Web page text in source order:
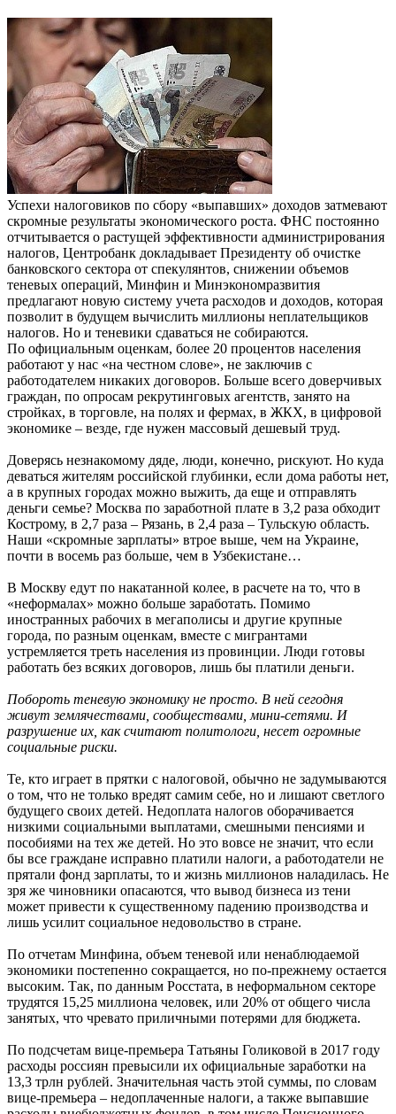
Успехи налоговиков по сбору «выпавших» доходов затмевают
скромные результаты экономического роста. ФНС постоянно
отчитывается о растущей эффективности администрирования
налогов, Центробанк докладывает Президенту об очистке
банковского сектора от спекулянтов, снижении объемов
теневых операций, Минфин и Минэкономразвития
предлагают новую систему учета расходов и доходов, которая
позволит в будущем вычислить миллионы неплательщиков
налогов. Но и теневики сдаваться не собираются.
По официальным оценкам, более 20 процентов населения
работают у нас «на честном слове», не заключив с
работодателем никаких договоров. Больше всего доверчивых
граждан, по опросам рекрутинговых агентств, занято на
стройках, в торговле, на полях и фермах, в ЖКХ, в цифровой
экономике – везде, где нужен массовый дешевый труд.
Доверясь незнакомому дяде, люди, конечно, рискуют. Но куда
деваться жителям российской глубинки, если дома работы нет,
а в крупных городах можно выжить, да еще и отправлять
деньги семье? Москва по заработной плате в 3,2 раза обходит
Кострому, в 2,7 раза – Рязань, в 2,4 раза – Тульскую область.
Наши «скромные зарплаты» втрое выше, чем на Украине,
почти в восемь раз больше, чем в Узбекистане…
В Москву едут по накатанной колее, в расчете на то, что в
«неформалах» можно больше заработать. Помимо
иностранных рабочих в мегаполисы и другие крупные
города, по разным оценкам, вместе с мигрантами
устремляется треть населения из провинции. Люди готовы
работать без всяких договоров, лишь бы платили деньги.
Побороть теневую экономику не просто. В ней сегодня
живут землячествами, сообществами, мини-сетями. И
разрушение их, как считают политологи, несет огромные
социальные риски.
Те, кто играет в прятки с налоговой, обычно не задумываются
о том, что не только вредят самим себе, но и лишают светлого
будущего своих детей. Недоплата налогов оборачивается
низкими социальными выплатами, смешными пенсиями и
пособиями на тех же детей. Но это вовсе не значит, что если
бы все граждане исправно платили налоги, а работодатели не
прятали фонд зарплаты, то и жизнь миллионов наладилась. Не
зря же чиновники опасаются, что вывод бизнеса из тени
может привести к существенному падению производства и
лишь усилит социальное недовольство в стране.
По отчетам Минфина, объем теневой или ненаблюдаемой
экономики постепенно сокращается, но по-прежнему остается
высоким. Так, по данным Росстата, в неформальном секторе
трудятся 15,25 миллиона человек, или 20% от общего числа
занятых, что чревато приличными потерями для бюджета.
По подсчетам вице-премьера Татьяны Голиковой в 2017 году
расходы россиян превысили их официальные заработки на
13,3 трлн рублей. Значительная часть этой суммы, по словам
вице-премьера – недоплаченные налоги, а также выпавшие